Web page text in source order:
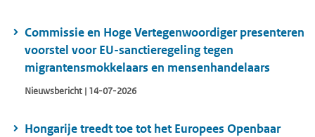
Commissie en Hoge Vertegenwoordiger presenteren
voorstel voor EU-sanctieregeling tegen
migrantensmokkelaars en mensenhandelaars
Nieuwsbericht | 14-07-2026
Hongarije treedt toe tot het Europees Openbaar